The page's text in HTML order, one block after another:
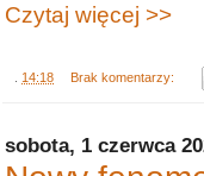
Czytaj więcej >>
14:18 Brak komentarzy:
sobota, 1 czerwca